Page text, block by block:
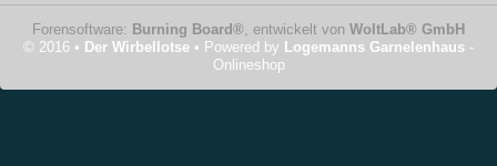
Forensoftware: Burning Board®, entwickelt von WoltLab® GmbH
© 2016 • Der Wirbellotse • Powered by Logemanns Garnelenhaus -
Onlineshop